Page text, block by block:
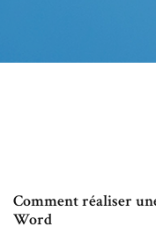
Comment réaliser
Word